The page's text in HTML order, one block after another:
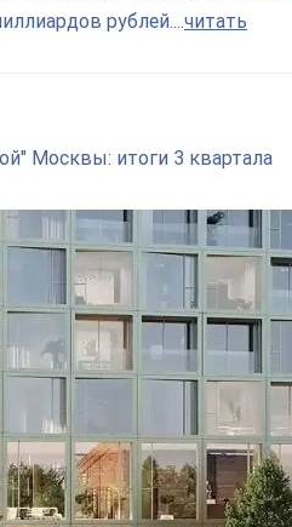
рублей....читать
Москвы: итоги 3 квартала